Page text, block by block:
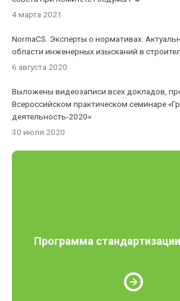
4 марта 2021
NormaCS. Эксперты о нормативах.
области инженерных изысканий в
6 августа 2020
Выложены видеозаписи всех докладов,
Всероссийском практическом семинаре
деятельность-2020»
30 июля 2020
Программа